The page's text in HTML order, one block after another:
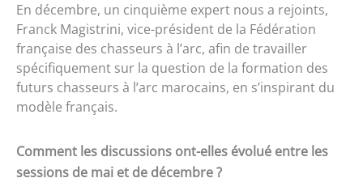
En décembre, un cinquième expert nous a rejoints,
Franck Magistrini, vice-président de la Fédération
française des chasseurs à l’arc, afin de travailler
spécifiquement sur la question de la formation des
futurs chasseurs à l’arc marocains, en s’inspirant du
modèle français.
Comment les discussions ont-elles évolué entre les
sessions de mai et de décembre ?